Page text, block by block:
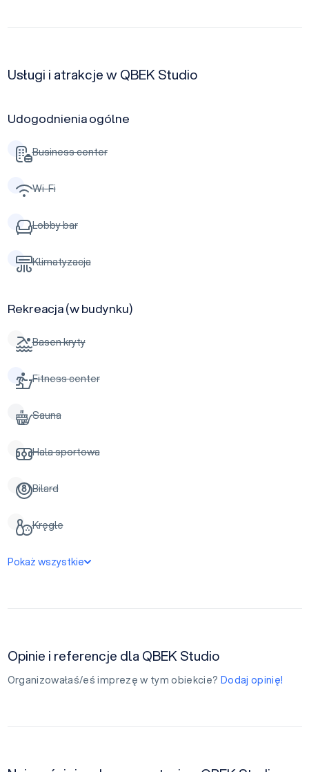
Usługi i atrakcje w QBEK Studio
Udogodnienia ogólne
Business center
Wi-Fi
Lobby bar
Klimatyzacja
Rekreacja (w budynku)
Basen kryty
Fitness center
Sauna
Hala sportowa
Bilard
Kręgle
Pokaż wszystkie
Opinie i referencje dla QBEK Studio
Organizowałaś/eś imprezę w tym obiekcie? Dodaj opinię!